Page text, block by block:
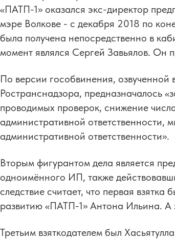
«ПАТП-1» оказался экс-директор
мэре Волкове - с декабря 2018 по
была получена непосредственно в
момент являлся Сергей Завьялов. Он
По версии гособвинения, озвученной
Ространснадзора, предназначалось
проводимых проверок, снижение
административной ответственности,
административной ответственности».
Вторым фигурантом дела является
одноимённого ИП, также
следствие считает, что первая
развитию «ПАТП-1» Антона Ильина. А
Третьим взяткодателем был